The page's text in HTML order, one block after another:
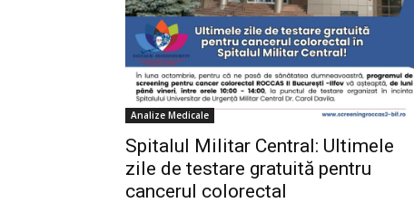
Analize Medicale
Spitalul Militar Central: Ultimele
zile de testare gratuită pentru
cancerul colorectal